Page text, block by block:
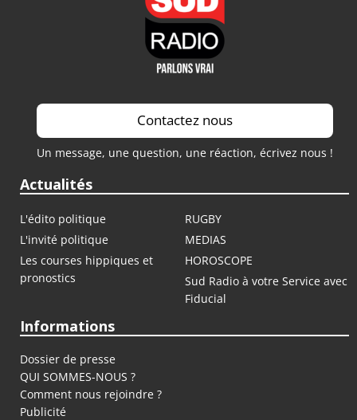
Contactez nous
Un message, une question, une réaction, écrivez nous !
Actualités
L'édito politique
RUGBY
L'invité politique
MEDIAS
Les courses hippiques et
pronostics
HOROSCOPE
Sud Radio à votre Service avec
Fiducial
Informations
Dossier de presse
QUI SOMMES-NOUS ?
Comment nous rejoindre ?
Publicité